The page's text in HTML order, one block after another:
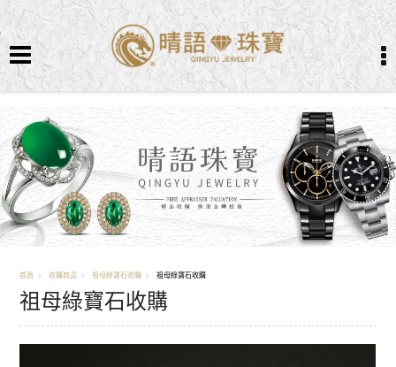
首頁 收購商品 祖母綠寶石收購 祖母綠寶石收購
祖母綠寶石收購